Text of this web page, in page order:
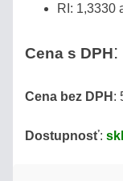
RI: 1,3330
Cena s DPH
Cena bez DPH :
Dostupnosť: